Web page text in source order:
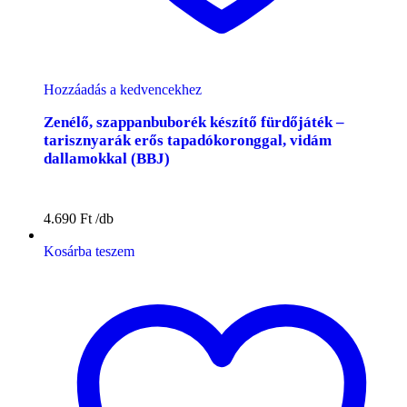
Hozzáadás a kedvencekhez
Zenélő, szappanbuborék készítő fürdőjáték –
tarisznyarák erős tapadókoronggal, vidám
dallamokkal (BBJ)
4.690 Ft
Kosárba teszem